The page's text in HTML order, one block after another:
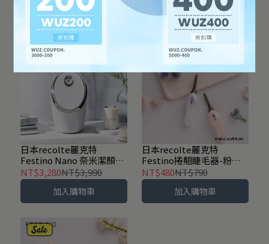
加入購物車 加入購物車
日本recolte麗克特
Festino Nano 奈米潔顏蒸
臉器 SMHB-033-白
NT$3,280NT$3,990
加入購物車
日本recolte麗克特
Festino捲翹睫毛器-粉嫩
紅
NT$480NT$790
加入購物車